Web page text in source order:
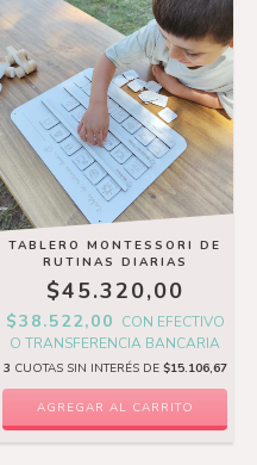
TABLERO MONTESSORI DE
RUTINAS DIARIAS
$45.320,00
$38.522,00 CON EFECTIVO
O TRANSFERENCIA BANCARIA
3 CUOTAS SIN INTERÉS DE $15.106,67